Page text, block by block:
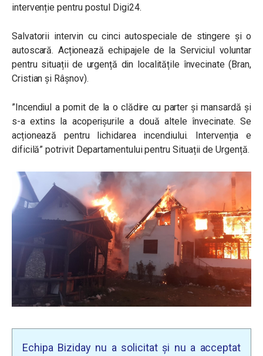
intervenție pentru postul Digi24.
Salvatorii intervin cu cinci autospeciale de stingere și o
autoscară. Acționează echipajele de la Serviciul voluntar
pentru situații de urgență din localitățile învecinate (Bran,
Cristian și Râșnov).
”Incendiul a pornit de la o clădire cu parter și mansardă și
s-a extins la acoperișurile a două altele învecinate. Se
acționează pentru lichidarea incendiului. Intervenția e
dificilă” potrivit Departamentului pentru Situații de Urgență.
Echipa Biziday nu a solicitat și nu a acceptat